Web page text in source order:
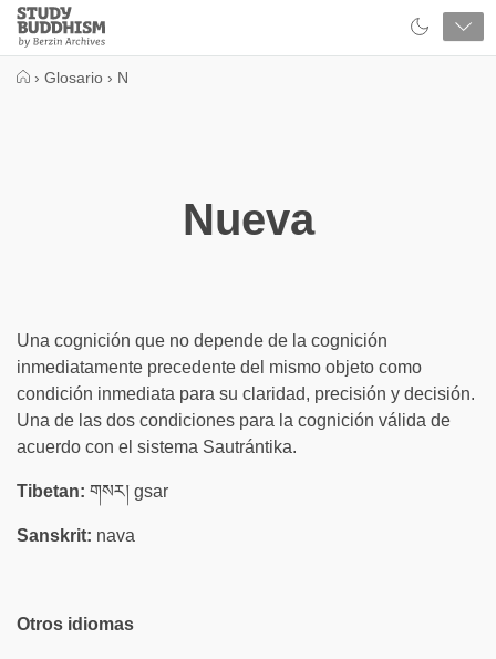
Close
Study
Buddhism
› Glosario › N
Nueva
Una cognición que no depende de la cognición
inmediatamente precedente del mismo objeto como
condición inmediata para su claridad, precisión y decisión.
Una de las dos condiciones para la cognición válida de
acuerdo con el sistema Sautrántika.
Tibetan: གསར། gsar
Sanskrit: nava
Otros idiomas